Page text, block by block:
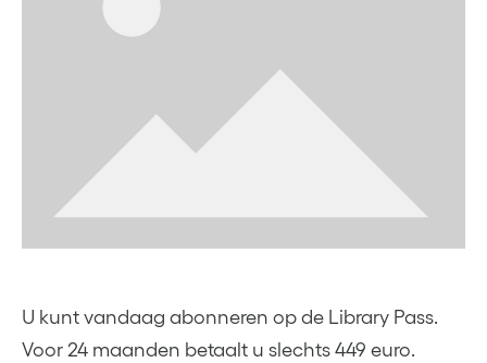
U kunt vandaag abonneren op de Library Pass.
Voor 24 maanden betaalt u slechts 449 euro.